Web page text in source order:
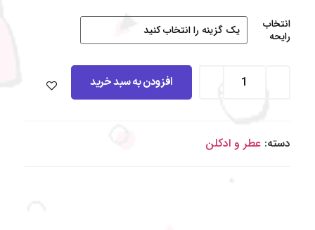
انتخاب
رایحه
افزودن به سبد خرید
دسته: عطر و ادکلن